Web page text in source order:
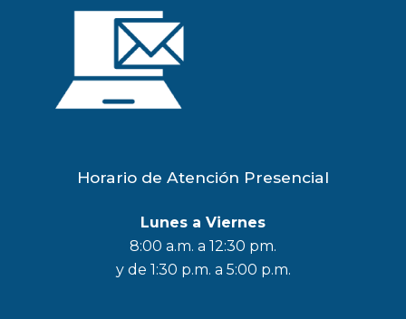
Horario de Atención Presencial
Lunes a Viernes
8:00 a.m. a 12:30 pm.
y de 1:30 p.m. a 5:00 p.m.